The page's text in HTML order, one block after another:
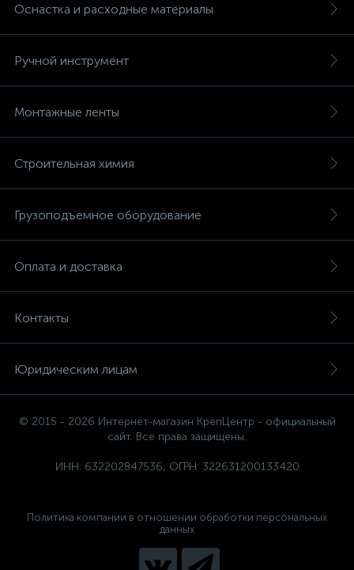
Оснастка и расходные материалы
Ручной инструмент
Монтажные ленты
Строительная химия
Грузоподъемное оборудование
Оплата и доставка
Контакты
Юридическим лицам
© 2015 - 2026 Интернет-магазин КрепЦентр - официальный
сайт. Все права защищены.
ИНН: 632202847536, ОГРН: 322631200133420
Политика компании в отношении обработки персональных
данных